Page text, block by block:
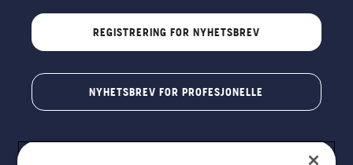
REGISTRERING FOR NYHETSBREV
NYHETSBREV FOR PROFESJONELLE